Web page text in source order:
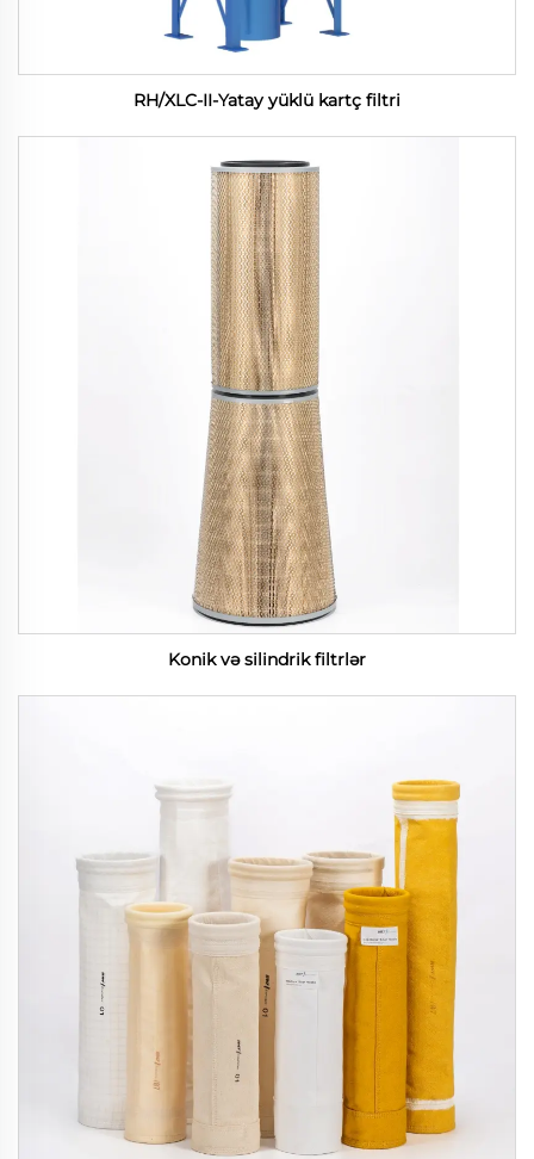
RH/XLC-II-Yatay yüklü kartç filtri
Konik və silindrik filtrlər